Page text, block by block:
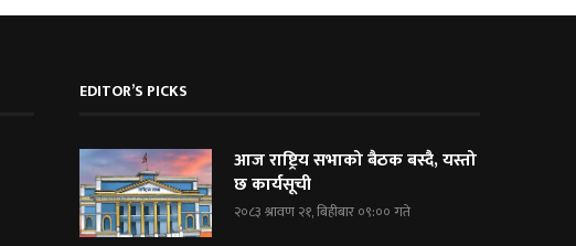
EDITOR’S PICKS
आज राष्ट्रिय सभाको बैठक बस्दै, यस्तो
छ कार्यसूची
२०८३ श्रावण २१, बिहीबार ०९:०० गते